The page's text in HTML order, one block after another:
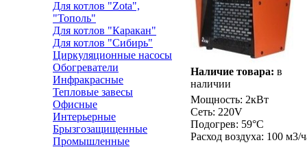
Для котлов "Zota",
"Тополь"
Для котлов "Каракан"
Для котлов "Сибирь"
Циркуляционные насосы
Обогреватели
Инфракрасные
Тепловые завесы
Офисные
Интерьерные
Брызгозащищенные
Промышленные
Наличие товара: в
наличии
Мощность: 2кВт
Сеть: 220V
Подогрев: 59°С
Расход воздуха: 100 м3/